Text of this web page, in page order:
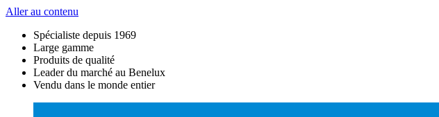
Aller au contenu
Spécialiste depuis 1969
Large gamme
Produits de qualité
Leader du marché au Benelux
Vendu dans le monde entier